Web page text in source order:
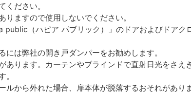
ださい。
ますので使用しないでください。
（ハピア パブリック）」のドアおよびドアク
は弊社の開き戸ダンパーをお勧めします。
ります。カーテンやブラインドで直射日光をさえ
から外れた場合、扉本体が脱落するおそれがありま